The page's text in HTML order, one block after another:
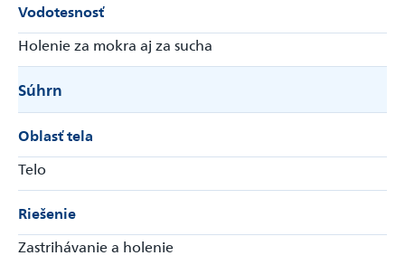
Vodotesnosť
Holenie za mokra aj za sucha
Súhrn
Oblasť tela
Telo
Riešenie
Zastrihávanie a holenie